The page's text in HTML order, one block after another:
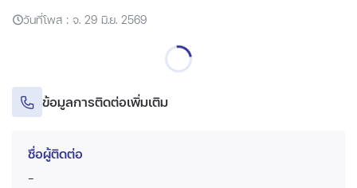
วันที่โพส : จ. 29 มิ.ย. 2569
ข้อมูลการติดต่อเพิ่มเติม
ชื่อผู้ติดต่อ
-